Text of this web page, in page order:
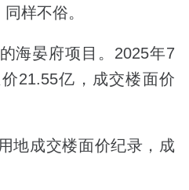
样不俗。
海晏府项目。 2025年7
21.55亿，成交楼面价
地成交楼面价纪录，成